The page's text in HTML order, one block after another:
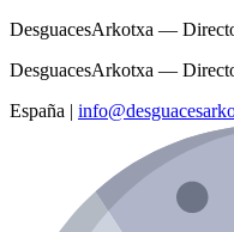
DesguacesArkotxa —
DesguacesArkotxa —
España |